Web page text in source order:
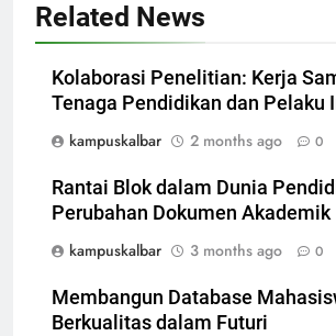
Related News
Kolaborasi Penelitian: Kerja
Tenaga Pendidikan dan Pelaku
kampuskalbar
2 months ago 0
Rantai Blok dalam Dunia
Perubahan Dokumen Akademik
kampuskalbar
3 months ago 0
Membangun Database
Berkualitas dalam Futuri